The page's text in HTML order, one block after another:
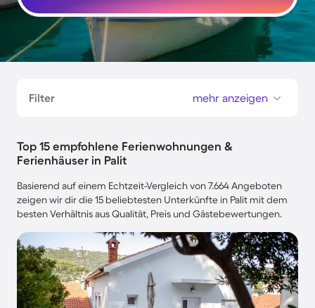
Filter mehr anzeigen
Top 15 empfohlene Ferienwohnungen &
Ferienhäuser in Palit
Basierend auf einem Echtzeit-Vergleich von 7.664 Angeboten
zeigen wir dir die 15 beliebtesten Unterkünfte in Palit mit dem
besten Verhältnis aus Qualität, Preis und Gästebewertungen.